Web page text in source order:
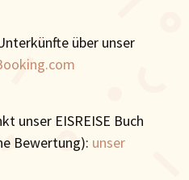
über unser
unser EISREISE Buch
Bewertung): unser